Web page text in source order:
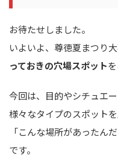
お待たせしました。
いよいよ、尊徳夏まつり
っておきの穴場スポット
今回は、目的やシチュエ
様々なタイプのスポットを
「こんな場所があったん
です。